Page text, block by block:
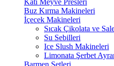
Katı Meyve Presleri
Buz Kırma Makineleri
İçecek Makineleri
Sıcak Çikolata ve
Su Sebilleri
Ice Slush Makineleri
Limonata Şerbet
Barmen Setleri